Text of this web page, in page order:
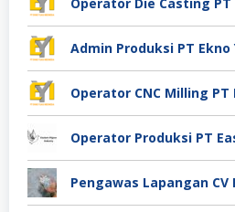
Admin Produksi PT